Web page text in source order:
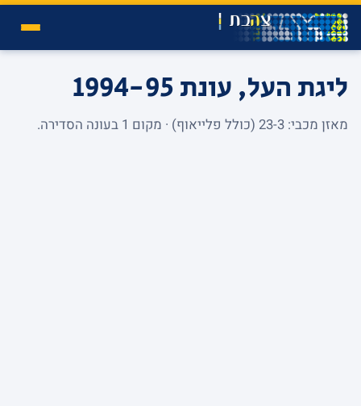
ליגת העל, עונת 1994-95
מאזן מכבי: 23-3 (כולל פלייאוף) · מקום 1 בעונה הסדירה.